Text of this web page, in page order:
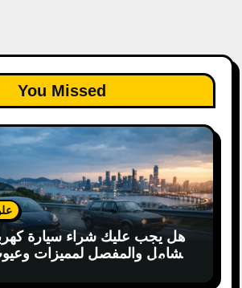
You Missed
هل يجب عليك شراء سيارة
الشامل والمفصل لمميزات